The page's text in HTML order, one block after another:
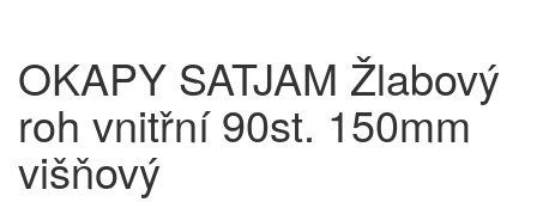
OKAPY SATJAM Žlabový
roh vnitřní 90st. 150mm
višňový